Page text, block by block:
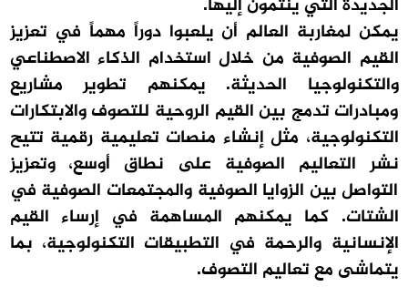
الجديدة التي ينتمون إليها.
يمكن لمغاربة العالم أن يلعبوا دوراً مهماً في تعزيز
القيم الصوفية من خلال استخدام الذكاء الاصطناعي
والتكنولوجيا الحديثة. يمكنهم تطوير مشاريع
ومبادرات تدمج بين القيم الروحية للتصوف والابتكارات
التكنولوجية، مثل إنشاء منصات تعليمية رقمية تتيح
نشر التعاليم الصوفية على نطاق أوسع، وتعزيز
التواصل بين الزوايا الصوفية والمجتمعات الصوفية في
الشتات. كما يمكنهم المساهمة في إرساء القيم
الإنسانية والرحمة في التطبيقات التكنولوجية، بما
يتماشى مع تعاليم التصوف.